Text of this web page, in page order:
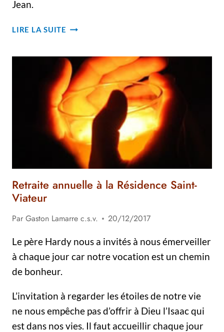
Jean.
LIRE LA SUITE HAÏTI :
OÙ
LES
DÉFIS
ET
LES
ATTENTES
SONT
GRANDS;
OÙ
L’ON
RETROUVE
QUI
DU
CŒUR
Retraite annuelle à la Résidence Saint-
Viateur
Par Gaston Lamarre c.s.v.
20/12/2017
Le père Hardy nous a invités à nous émerveiller
à chaque jour car notre vocation est un chemin
de bonheur.
L’invitation à regarder les étoiles de notre vie
ne nous empêche pas d’offrir à Dieu l’Isaac qui
est dans nos vies. Il faut accueillir chaque jour